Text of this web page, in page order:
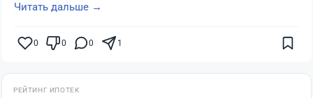
Читать дальше →
0 0 0 1
РЕЙТИНГ ИПОТЕК